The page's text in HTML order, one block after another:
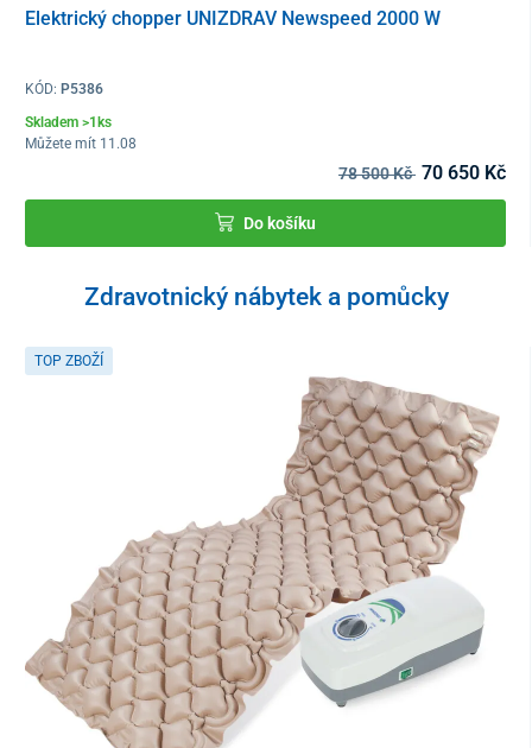
Elektrický chopper UNIZDRAV Newspeed 2000 W
KÓD: P5386
Skladem >1ks
Můžete mít 11.08
78 500 Kč 70 650 Kč
Do košíku
Zdravotnický nábytek a pomůcky
TOP ZBOŽÍ